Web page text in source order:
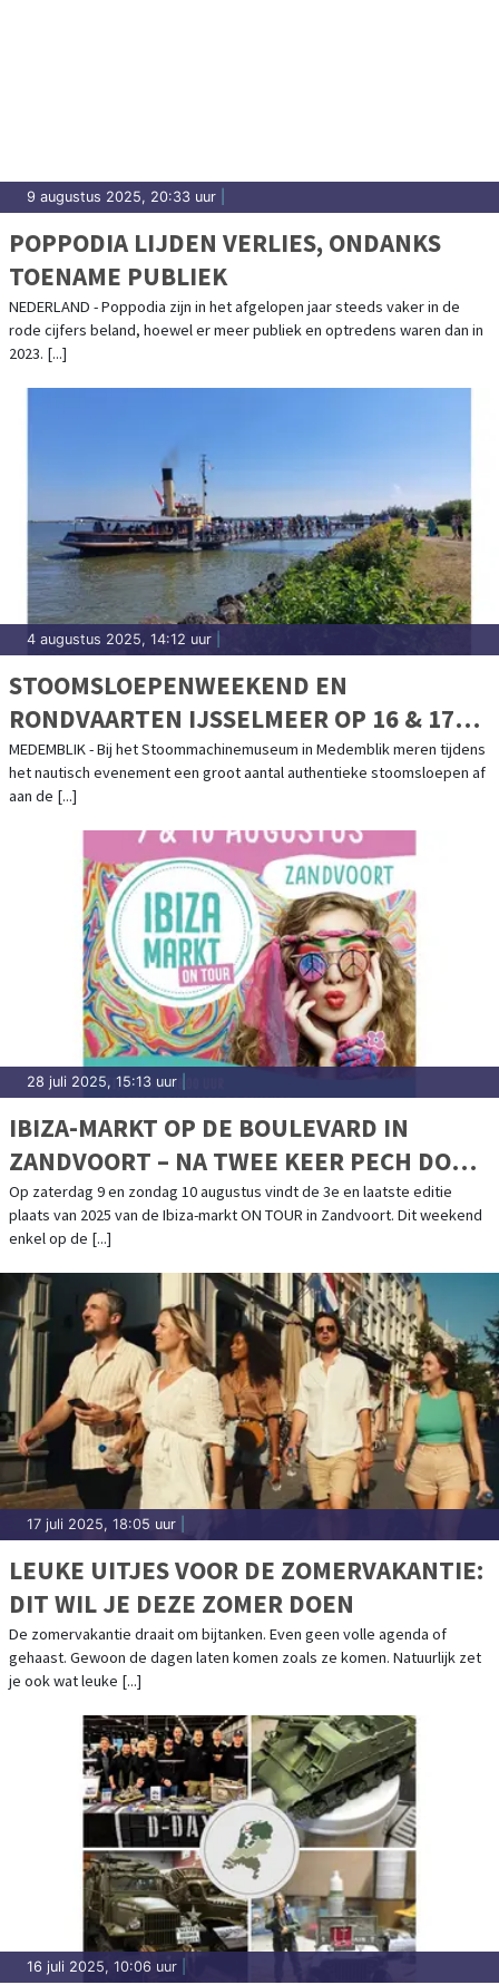
9 augustus 2025, 20:33 uur
POPPODIA LIJDEN VERLIES, ONDANKS
TOENAME PUBLIEK
NEDERLAND - Poppodia zijn in het afgelopen jaar steeds vaker in de
rode cijfers beland, hoewel er meer publiek en optredens waren dan in
2023. [...]
4 augustus 2025, 14:12 uur
STOOMSLOEPENWEEKEND EN
RONDVAARTEN IJSSELMEER OP 16 & 17
AUGUSTUS
MEDEMBLIK - Bij het Stoommachinemuseum in Medemblik meren tijdens
het nautisch evenement een groot aantal authentieke stoomsloepen af
aan de [...]
28 juli 2025, 15:13 uur
IBIZA-MARKT OP DE BOULEVARD IN
ZANDVOORT – NA TWEE KEER PECH DOOR
HET WEER GAAN WE VOOR EEN LAATSTE
MOOI WEEKEND!
Op zaterdag 9 en zondag 10 augustus vindt de 3e en laatste editie
plaats van 2025 van de Ibiza-markt ON TOUR in Zandvoort. Dit weekend
enkel op de [...]
17 juli 2025, 18:05 uur
LEUKE UITJES VOOR DE ZOMERVAKANTIE:
DIT WIL JE DEZE ZOMER DOEN
De zomervakantie draait om bijtanken. Even geen volle agenda of
gehaast. Gewoon de dagen laten komen zoals ze komen. Natuurlijk zet
je ook wat leuke [...]
16 juli 2025, 10:06 uur